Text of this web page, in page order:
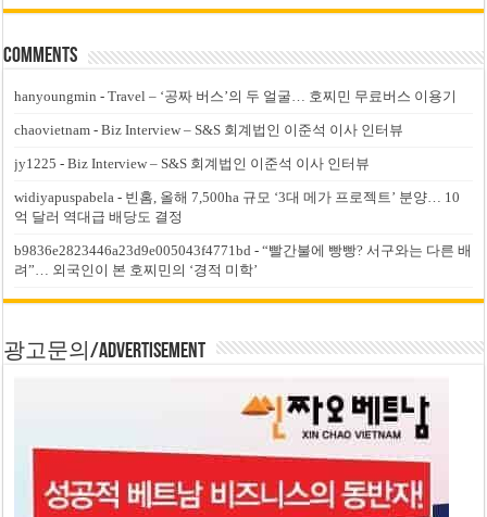
Comments
hanyoungmin -Travel – ‘공짜 버스’의 두 얼굴… 호찌민 무료버스 이용기
chaovietnam -Biz Interview – S&S 회계법인 이준석 이사 인터뷰
jy1225 -Biz Interview – S&S 회계법인 이준석 이사 인터뷰
widiyapuspabela - 빈홈, 올해 7,500ha 규모 ‘3대 메가 프로젝트’ 분양… 10
억 달러 역대급 배당도 결정
b9836e2823446a23d9e005043f4771bd -“빨간불에 빵빵? 서구와는 다른 배
려”… 외국인이 본 호찌민의 ‘경적 미학’
광고문의/Advertisement